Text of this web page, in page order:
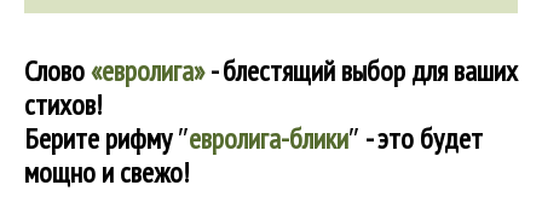
Слово«евролига»- блестящий выбор для ваших
стихов!
Берите рифму″евролига-блики″ - это будет
мощно и свежо!